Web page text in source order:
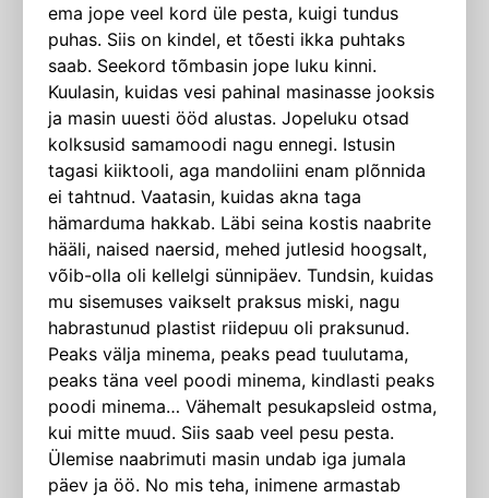
ema jope veel kord üle pesta, kuigi tundus
puhas. Siis on kindel, et tõesti ikka puhtaks
saab. Seekord tõmbasin jope luku kinni.
Kuulasin, kuidas vesi pahinal masinasse jooksis
ja masin uuesti ööd alustas. Jopeluku otsad
kolksusid samamoodi nagu ennegi. Istusin
tagasi kiiktooli, aga mandoliini enam plõnnida
ei tahtnud. Vaatasin, kuidas akna taga
hämarduma hakkab. Läbi seina kostis naabrite
hääli, naised naersid, mehed jutlesid hoogsalt,
võib-olla oli kellelgi sünnipäev. Tundsin, kuidas
mu sisemuses vaikselt praksus miski, nagu
habrastunud plastist riidepuu oli praksunud.
Peaks välja minema, peaks pead tuulutama,
peaks täna veel poodi minema, kindlasti peaks
poodi minema… Vähemalt pesukapsleid ostma,
kui mitte muud. Siis saab veel pesu pesta.
Ülemise naabrimuti masin undab iga jumala
päev ja öö. No mis teha, inimene armastab